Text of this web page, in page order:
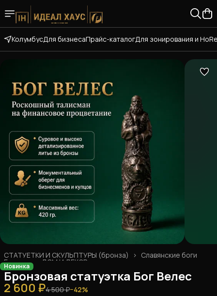
КолумбусДля бизнесаПрайс-каталогДля зонирования и
Славянские боги
СТАТУЕТКИ И СКУЛЬПТУРЫ (бронза) ›
ДОМ И ДЕКОР
Главная
Новинка
Бронзовая статуэтка Бог Велес
2 600 ₽4 500 ₽−42%